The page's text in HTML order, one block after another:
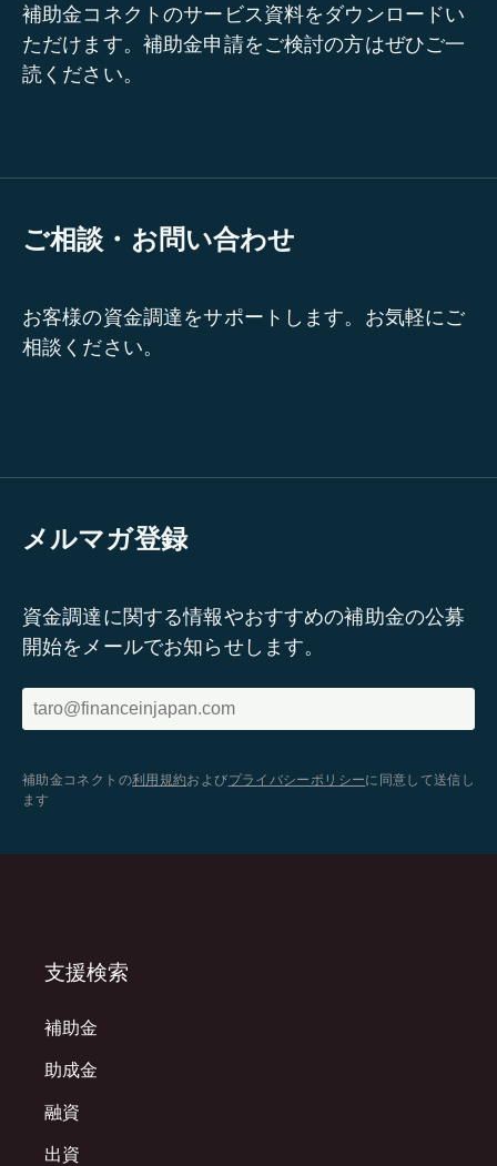
補助金コネクトのサービス資料をダウンロードい
ただけます。補助金申請をご検討の方はぜひご一
読ください。
ご相談・お問い合わせ
お客様の資金調達をサポートします。お気軽にご
相談ください。
メルマガ登録
資金調達に関する情報やおすすめの補助金の公募
開始をメールでお知らせします。
補助金コネクトの利用規約およびプライバシーポリシーに同意して送信し
ます
支援検索
補助金
助成金
融資
出資